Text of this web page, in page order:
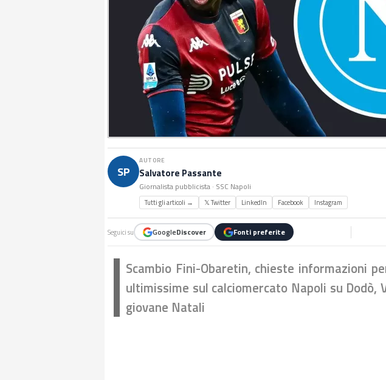
SP
AUTORE
Salvatore Passante
Giornalista pubblicista · SSC Napoli
Tutti gli articoli → 𝕏 Twitter LinkedIn Facebook Instagram
Seguici su GoogleDiscover Fonti preferite
Scambio Fini-Obaretin, chieste informazioni
ultimissime sul calciomercato Napoli su Dodò,
giovane Natali